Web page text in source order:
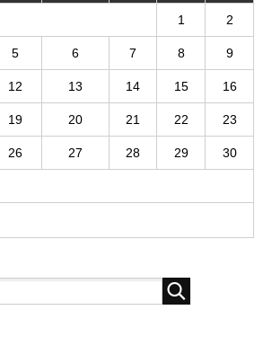
1 2
5 6 7 8 9
12 13 14 15 16
19 20 21 22 23
26 27 28 29 30